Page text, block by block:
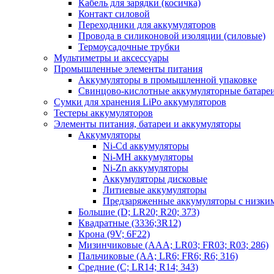
Кабель для зарядки (косичка)
Контакт силовой
Переходники для аккумуляторов
Провода в силиконовой изоляции (силовые)
Термоусадочные трубки
Мультиметры и аксессуары
Промышленные элементы питания
Аккумуляторы в промышленной упаковке
Свинцово-кислотные аккумуляторные
Сумки для хранения LiPo аккумуляторов
Тестеры аккумуляторов
Элементы питания, батареи и аккумуляторы
Аккумуляторы
Ni-Cd аккумуляторы
Ni-MH аккумуляторы
Ni-Zn аккумуляторы
Аккумуляторы дисковые
Литиевые аккумуляторы
Предзаряженные аккумуляторы с
Большие (D; LR20; R20; 373)
Квадратные (3336;3R12)
Крона (9V; 6F22)
Мизинчиковые (AAA; LR03; FR03; R03; 286)
Пальчиковые (AA; LR6; FR6; R6; 316)
Средние (C; LR14; R14; 343)